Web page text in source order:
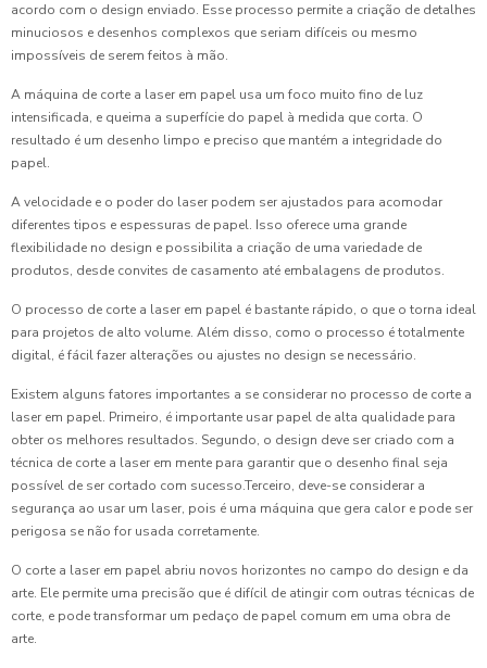
acordo com o design enviado. Esse processo permite a criação de detalhes
minuciosos e desenhos complexos que seriam difíceis ou mesmo
impossíveis de serem feitos à mão.
A máquina de corte a laser em papel usa um foco muito fino de luz
intensificada, e queima a superfície do papel à medida que corta. O
resultado é um desenho limpo e preciso que mantém a integridade do
papel.
A velocidade e o poder do laser podem ser ajustados para acomodar
diferentes tipos e espessuras de papel. Isso oferece uma grande
flexibilidade no design e possibilita a criação de uma variedade de
produtos, desde convites de casamento até embalagens de produtos.
O processo de corte a laser em papel é bastante rápido, o que o torna ideal
para projetos de alto volume. Além disso, como o processo é totalmente
digital, é fácil fazer alterações ou ajustes no design se necessário.
Existem alguns fatores importantes a se considerar no processo de corte a
laser em papel. Primeiro, é importante usar papel de alta qualidade para
obter os melhores resultados. Segundo, o design deve ser criado com a
técnica de corte a laser em mente para garantir que o desenho final seja
possível de ser cortado com sucesso.Terceiro, deve-se considerar a
segurança ao usar um laser, pois é uma máquina que gera calor e pode ser
perigosa se não for usada corretamente.
O corte a laser em papel abriu novos horizontes no campo do design e da
arte. Ele permite uma precisão que é difícil de atingir com outras técnicas de
corte, e pode transformar um pedaço de papel comum em uma obra de
arte.